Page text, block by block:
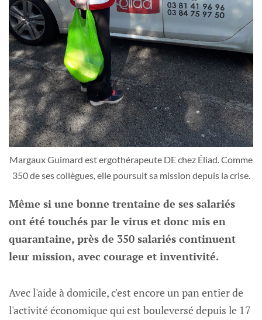
Margaux Guimard est ergothérapeute DE chez Éliad. Comme
350 de ses collègues, elle poursuit sa mission depuis la crise.
Même si une bonne trentaine de ses salariés
ont été touchés par le virus et donc mis en
quarantaine, près de 350 salariés continuent
leur mission, avec courage et inventivité.
Avec l'aide à domicile, c'est encore un pan entier de
l'activité économique qui est bouleversé depuis le 17